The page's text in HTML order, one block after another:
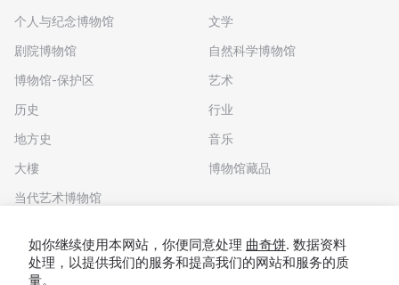
个人与纪念博物馆
剧院博物馆
博物馆-保护区
历史
地方史
大樓
当代艺术博物馆
文学
自然科学博物馆
艺术
行业
音乐
博物馆藏品
如你继续使用本网站，你便同意处理 曲奇饼. 数据资料
处理，以提供我们的服务和提高我们的网站和服务的质
量。